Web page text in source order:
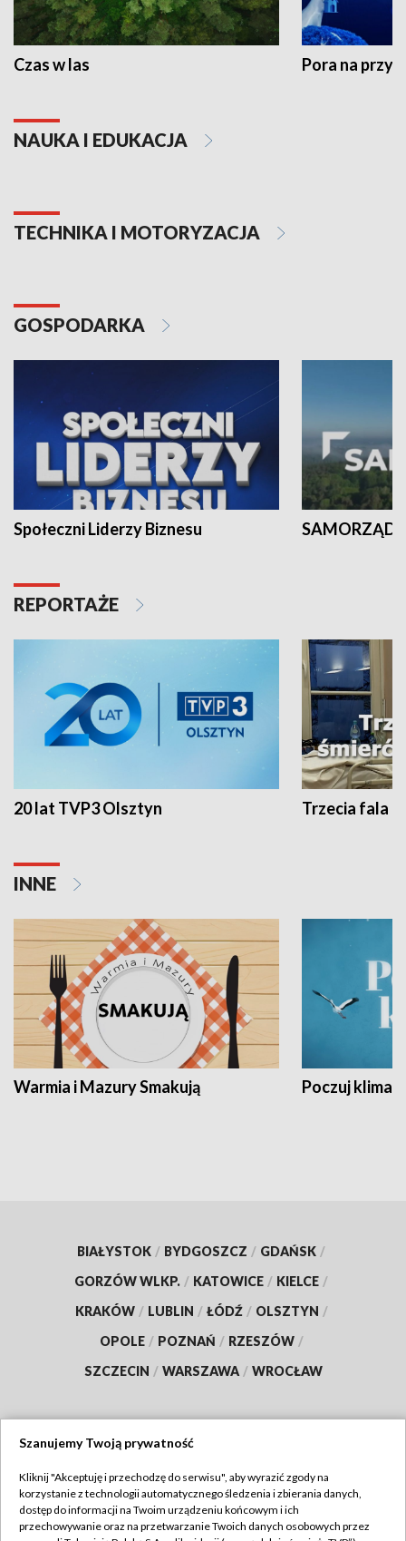
Czas w las Pora na
NAUKA I EDUKACJA
TECHNIKA I MOTORYZACJA
GOSPODARKA
Społeczni Liderzy Biznesu SAMORZĄD
REPORTAŻE
20 lat TVP3 Olsztyn Trzecia fala -
INNE
Warmia i Mazury Smakują Poczuj klimat
BIAŁYSTOK / BYDGOSZCZ / GDAŃSK /
GORZÓW WLKP. / KATOWICE / KIELCE /
KRAKÓW / LUBLIN / ŁÓDŹ / OLSZTYN /
OPOLE / POZNAŃ / RZESZÓW /
SZCZECIN / WARSZAWA / WROCŁAW
TVP
Abonament TVP
Regulamin TVP
Szanujemy Twoją prywatność
Kliknij "Akceptuję i przechodzę do serwisu", aby wyrazić zgody na
korzystanie z technologii automatycznego śledzenia i zbierania danych,
dostęp do informacji na Twoim urządzeniu końcowym i ich
przechowywanie oraz na przetwarzanie Twoich danych osobowych przez